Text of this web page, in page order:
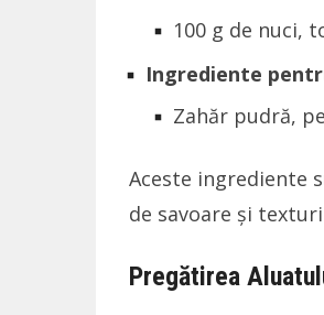
100 g de nuci,
Ingrediente
Zahăr pudră,
Aceste ingrediente
de savoare și
Pregătirea